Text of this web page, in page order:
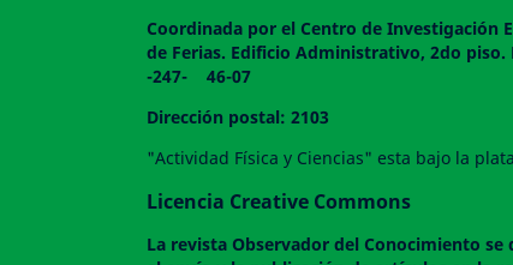
Coordinada por el Centro de Investigación
de Ferias. Edificio Administrativo,
-247- 46-07
Dirección postal: 2103
"Actividad Física y Ciencias" esta bajo la
Licencia Creative Commons
La revista Observador del Conocimiento se